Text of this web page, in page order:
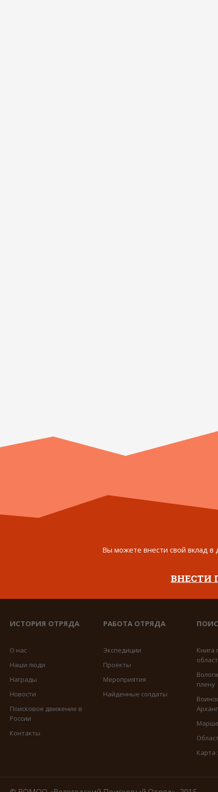
Вы можете внести свой вклад в
ВНЕСТИ
ИСТОРИЯ ОТРЯДА
О нас
Наши люди
Награды
Новости
Поисковое движение в
России
Контакты
РАБОТА ОТРЯДА
Экспедиции
Проекты
Мероприятия
Найденные солдаты
Книга
плену
Карта